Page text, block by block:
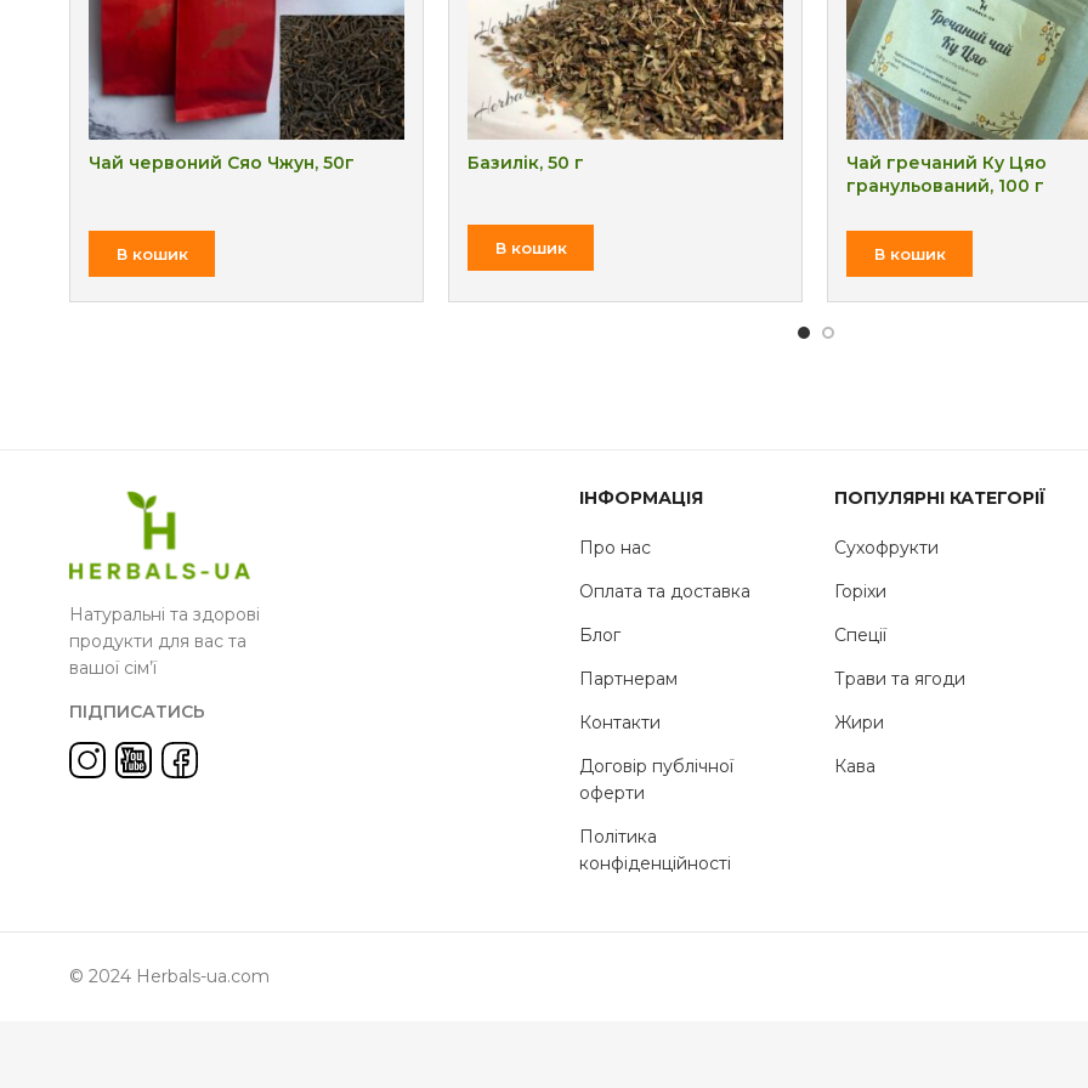
Чай червоний Сяо Чжун, 50г
₴
В кошик
Базилік, 50 г
₴
В кошик
Чай гречаний Ку Цяо
гранульований, 100 г
₴
В кошик
Натуральні та здорові
продукти для вас та
вашої сім’ї
ПІДПИСАТИСЬ
ІНФОРМАЦІЯ
Про нас
Оплата та доставка
Блог
Партнерам
Контакти
Договір публічної
оферти
Політика
конфіденційності
ПОПУЛЯРНІ КАТЕГОРІЇ
Сухофрукти
Горіхи
Спеції
Трави та ягоди
Жири
Кава
© 2024 Herbals-ua.com